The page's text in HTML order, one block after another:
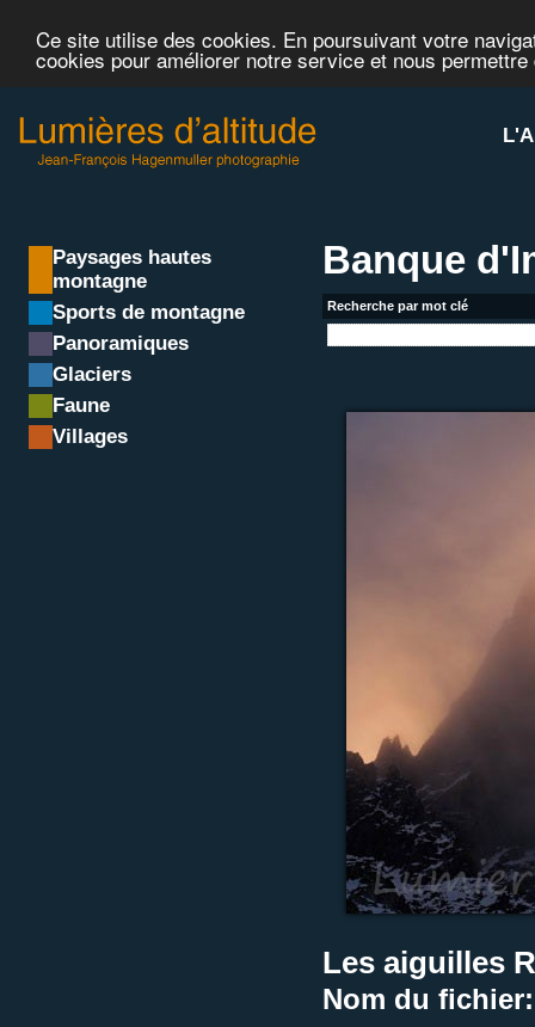
Ce site utilise des cookies. En poursuivant votre
cookies pour améliorer notre service et nous
Paysages hautes
montagne
Sports de montagne
Panoramiques
Glaciers
Faune
Villages
Banque
Recherche par mot clé
Les aiguilles
Nom du fichier: